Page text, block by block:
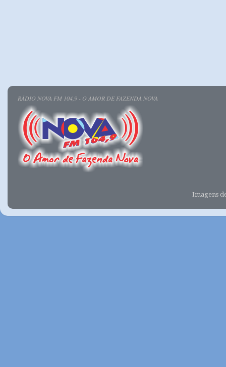
RÁDIO NOVA FM 104,9 - O AMOR DE FAZENDA NOVA
Imagens